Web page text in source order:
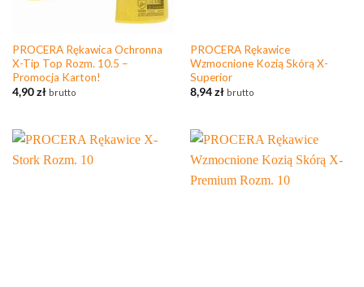
PROCERA Rękawica Ochronna
X-Tip Top Rozm. 10.5 –
Promocja Karton!
4,90zł brutto
PROCERA Rękawice
Wzmocnione Kozią Skórą X-
Superior
8,94zł brutto